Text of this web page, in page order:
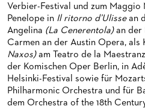
ORCHESTER
DAS FRANKFURTER OPERN-
GENERAL­MUSIKDIREKTOR
MITGLIEDER DES ORCHESTERS
CHOR
KINDERCHOR
PRESSE
KONTAKT
NEWS
Verbier-Festival und zum Maggio
Penelope in Il ritorno d’Ulissean
Angelina (La Cenerentola)an der
Carmen an der Austin Opera, als
Naxos)am Teatro de la
der Komischen Oper Berlin, in
Helsinki-Festival sowie für
Philharmonic Orchestra und für
dem Orchestra of the 18th